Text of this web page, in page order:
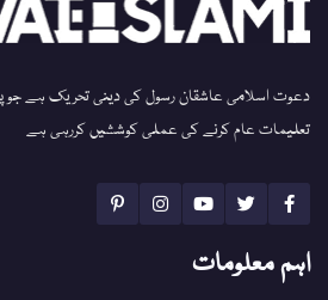
دعوت اسلامی عاشقان رسول کی دینی تحریک ہے جو
تعلیمات عام کرنے کی عملی کوششیں کررہی ہے
اہم معلومات